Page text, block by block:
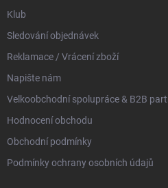
Klub
Sledování objednávek
Reklamace / Vrácení zboží
Napište nám
Velkoobchodní spolupráce & B2B
Hodnocení obchodu
Obchodní podmínky
Podmínky ochrany osobních údajů